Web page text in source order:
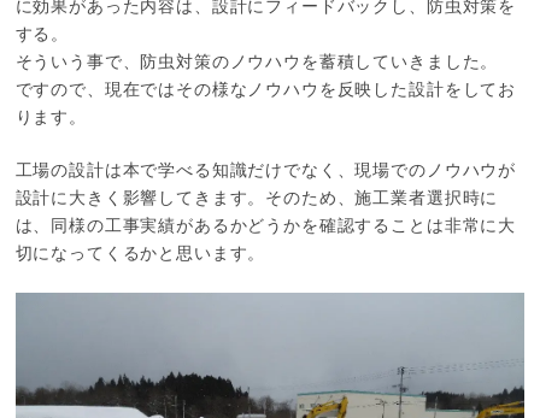
に効果があった内容は、設計にフィードバックし、防虫対策を
する。
そういう事で、防虫対策のノウハウを蓄積していきました。
ですので、現在ではその様なノウハウを反映した設計をしてお
ります。
工場の設計は本で学べる知識だけでなく、現場でのノウハウが
設計に大きく影響してきます。そのため、施工業者選択時に
は、同様の工事実績があるかどうかを確認することは非常に大
切になってくるかと思います。